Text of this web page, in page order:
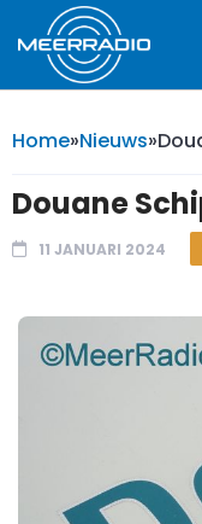
Home»Nieuws»
Douane
11 JANUARI 2024